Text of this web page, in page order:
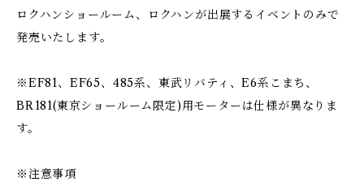
ロクハンショールーム、ロクハンが出展するイベントのみで
発売いたします。
※EF81、EF65、485系、東武リバティ、E6系こまち、
BR181(東京ショールーム限定)用モーターは仕様が異なりま
す。
※注意事項